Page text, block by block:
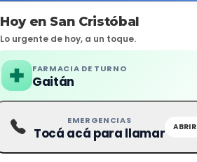
Hoy en San Cristóbal
Lo urgente de hoy, a un toque.
FARMACIA DE TURNO
Gaitán
EMERGENCIAS
Tocá acá para llamar ABRIR